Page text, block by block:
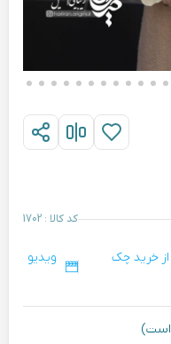
کد کالا : 1702
خرید چک
ویدیو
است)